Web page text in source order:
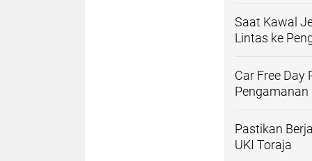
Saat Kawal
Lintas ke
Car Free Day
Pengamanan
Pastikan
UKI Toraja